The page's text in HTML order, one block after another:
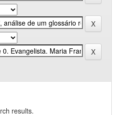
results.